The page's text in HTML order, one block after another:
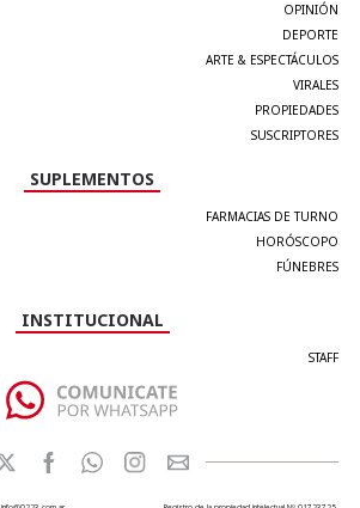
OPINIÓN
DEPORTE
ARTE & ESPECTÁCULOS
VIRALES
PROPIEDADES
SUSCRIPTORES
SUPLEMENTOS
FARMACIAS DE TURNO
HORÓSCOPO
FÚNEBRES
INSTITUCIONAL
STAFF